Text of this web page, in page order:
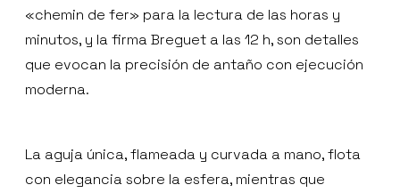
«chemin de fer» para la lectura de las horas y
minutos, y la firma Breguet a las 12 h, son detalles
que evocan la precisión de antaño con ejecución
moderna.
La aguja única, flameada y curvada a mano, flota
con elegancia sobre la esfera, mientras que